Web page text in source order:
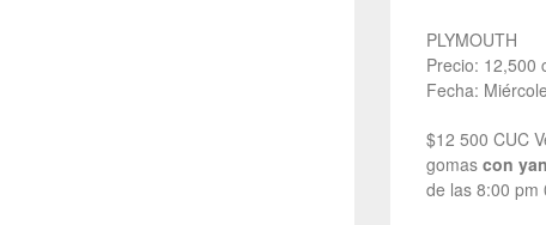
PLYMOUTH
Precio: 12,500
Fecha:
$12 500 CUC
gomas con
de las 8:00 pm